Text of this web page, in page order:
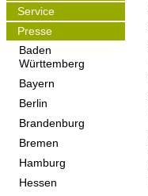
Service
Presse
Baden
Württemberg
Bayern
Berlin
Brandenburg
Bremen
Hamburg
Hessen